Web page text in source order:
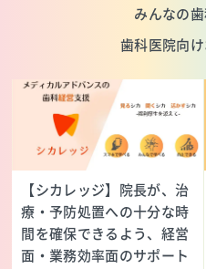
みんなの
歯科医院向
【シカレッジ】院長が、治
療・予防処置への十分な時
間を確保できるよう、経営
面・業務効率面のサポート